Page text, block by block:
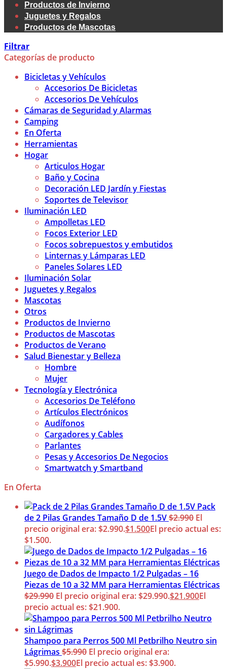
Productos de Invierno
Juguetes y Regalos
Productos de Mascotas
Filtrar
Categorías de producto
Bicicletas y Vehículos
Accesorios De Bicicletas
Accesorios De Vehículos
Cámaras de Seguridad y Alarmas
Camping
En Oferta
Herramientas
Hogar
Articulos Hogar
Baño y Cocina
Decoración LED Jardín y Fiestas
Soportes de Televisor
Iluminación LED
Ampolletas LED
Focos Exterior LED
Focos sobrepuestos y embutidos
Linternas y Lámparas LED
Paneles Solares LED
Iluminación Solar
Juguetes y Regalos
Mascotas
Otros
Productos de Invierno
Productos de Mascotas
Productos de Verano
Salud Bienestar y Belleza
Hombre
Mujer
Tecnología y Electrónica
Accesorios De Teléfono
Artículos Electrónicos
Audífonos
Cargadores y Cables
Parlantes
Pesas y Accesorios De Negocios
Smartwatch y Smartband
En Oferta
Pack
de 2 Pilas Grandes Tamaño D de 1.5V$2.990 El
precio original era: $2.990.$1.500El precio actual es:
$1.500.
Juego de Dados de Impacto 1/2 Pulgadas – 16
Piezas de 10 a 32 MM para Herramientas Eléctricas
$29.990 El precio original era: $29.990.$21.900El
precio actual es: $21.900.
Shampoo para Perros 500 Ml Petbrilho Neutro sin
Lágrimas $5.990 El precio original era:
$5.990.$3.900El precio actual es: $3.900.